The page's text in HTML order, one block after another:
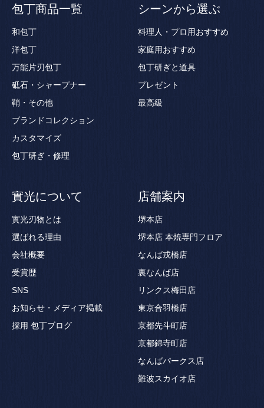
包丁商品一覧
和包丁
洋包丁
万能片刃包丁
砥石・シャープナー
鞘・その他
ブランドコレクション
カスタマイズ
包丁研ぎ・修理
シーンから選ぶ
料理人・プロ用おすすめ
家庭用おすすめ
包丁研ぎと道具
プレゼント
最高級
實光について
實光刃物とは
選ばれる理由
会社概要
受賞歴
SNS
お知らせ・メディア掲載
採用 包丁ブログ
店舗案内
堺本店
堺本店 本焼専門フロア
なんば戎橋店
裏なんば店
リンクス梅田店
東京合羽橋店
京都先斗町店
京都錦寺町店
なんばパークス店
難波スカイオ店